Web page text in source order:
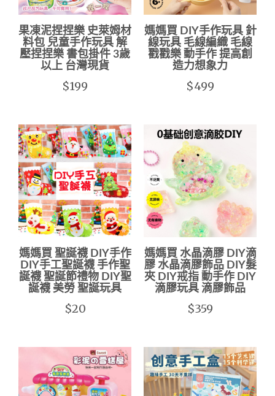
果凍泥捏捏樂 史萊姆材
料包 兒童手作玩具 解
壓捏捏樂 書包掛件 3歲
以上 台灣現貨
$199
媽媽買 DIY手作玩具 針
線玩具 毛線編織 毛線
戳戳樂 動手作 提高創
造力想象力
$499
媽媽買 聖誕襪 DIY手作
DIY手工聖誕襪 手作聖
誕襪 聖誕節禮物 DIY聖
誕襪 美勞 聖誕玩具
$20
媽媽買 水晶滴膠 DIY滴
膠 水晶滴膠飾品 DIY髮
夾 DIY戒指 動手作 DIY
滴膠玩具 滴膠飾品
$359